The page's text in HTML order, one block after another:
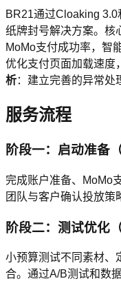
BR21通过Cloaking
纸牌封号解决方案。核
MoMo支付成功率，智
优化支付页面加载速度
析：建立完善的异常处
服务流程
阶段一：启动准备
完成账户准备、MoMo
团队与客户确认投放策
阶段二：测试优化
小预算测试不同素材、
合。通过A/B测试和数